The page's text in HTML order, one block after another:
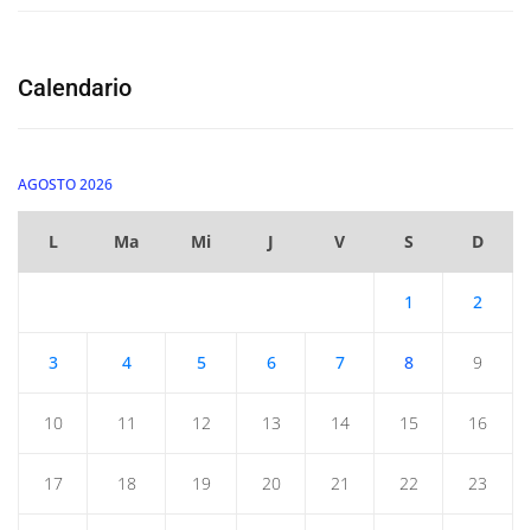
Calendario
AGOSTO 2026
L Ma Mi J V S D
1 2
3 4 5 6 7 8 9
10 11 12 13 14 15 16
17 18 19 20 21 22 23